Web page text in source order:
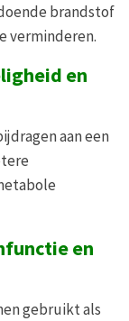
brandstof
verminderen.
en
aan een
en
gebruikt als